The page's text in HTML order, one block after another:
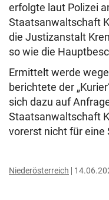
erfolgte laut Polizei
Staatsanwaltschaft
die Justizanstalt
so wie die
Ermittelt werde
berichtete der
sich dazu auf
Staatsanwaltschaft
vorerst nicht für eine
Niederösterreich